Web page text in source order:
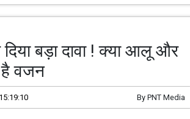
बड़ा दावा ! क्या आलू और
वजन
By PNT Media